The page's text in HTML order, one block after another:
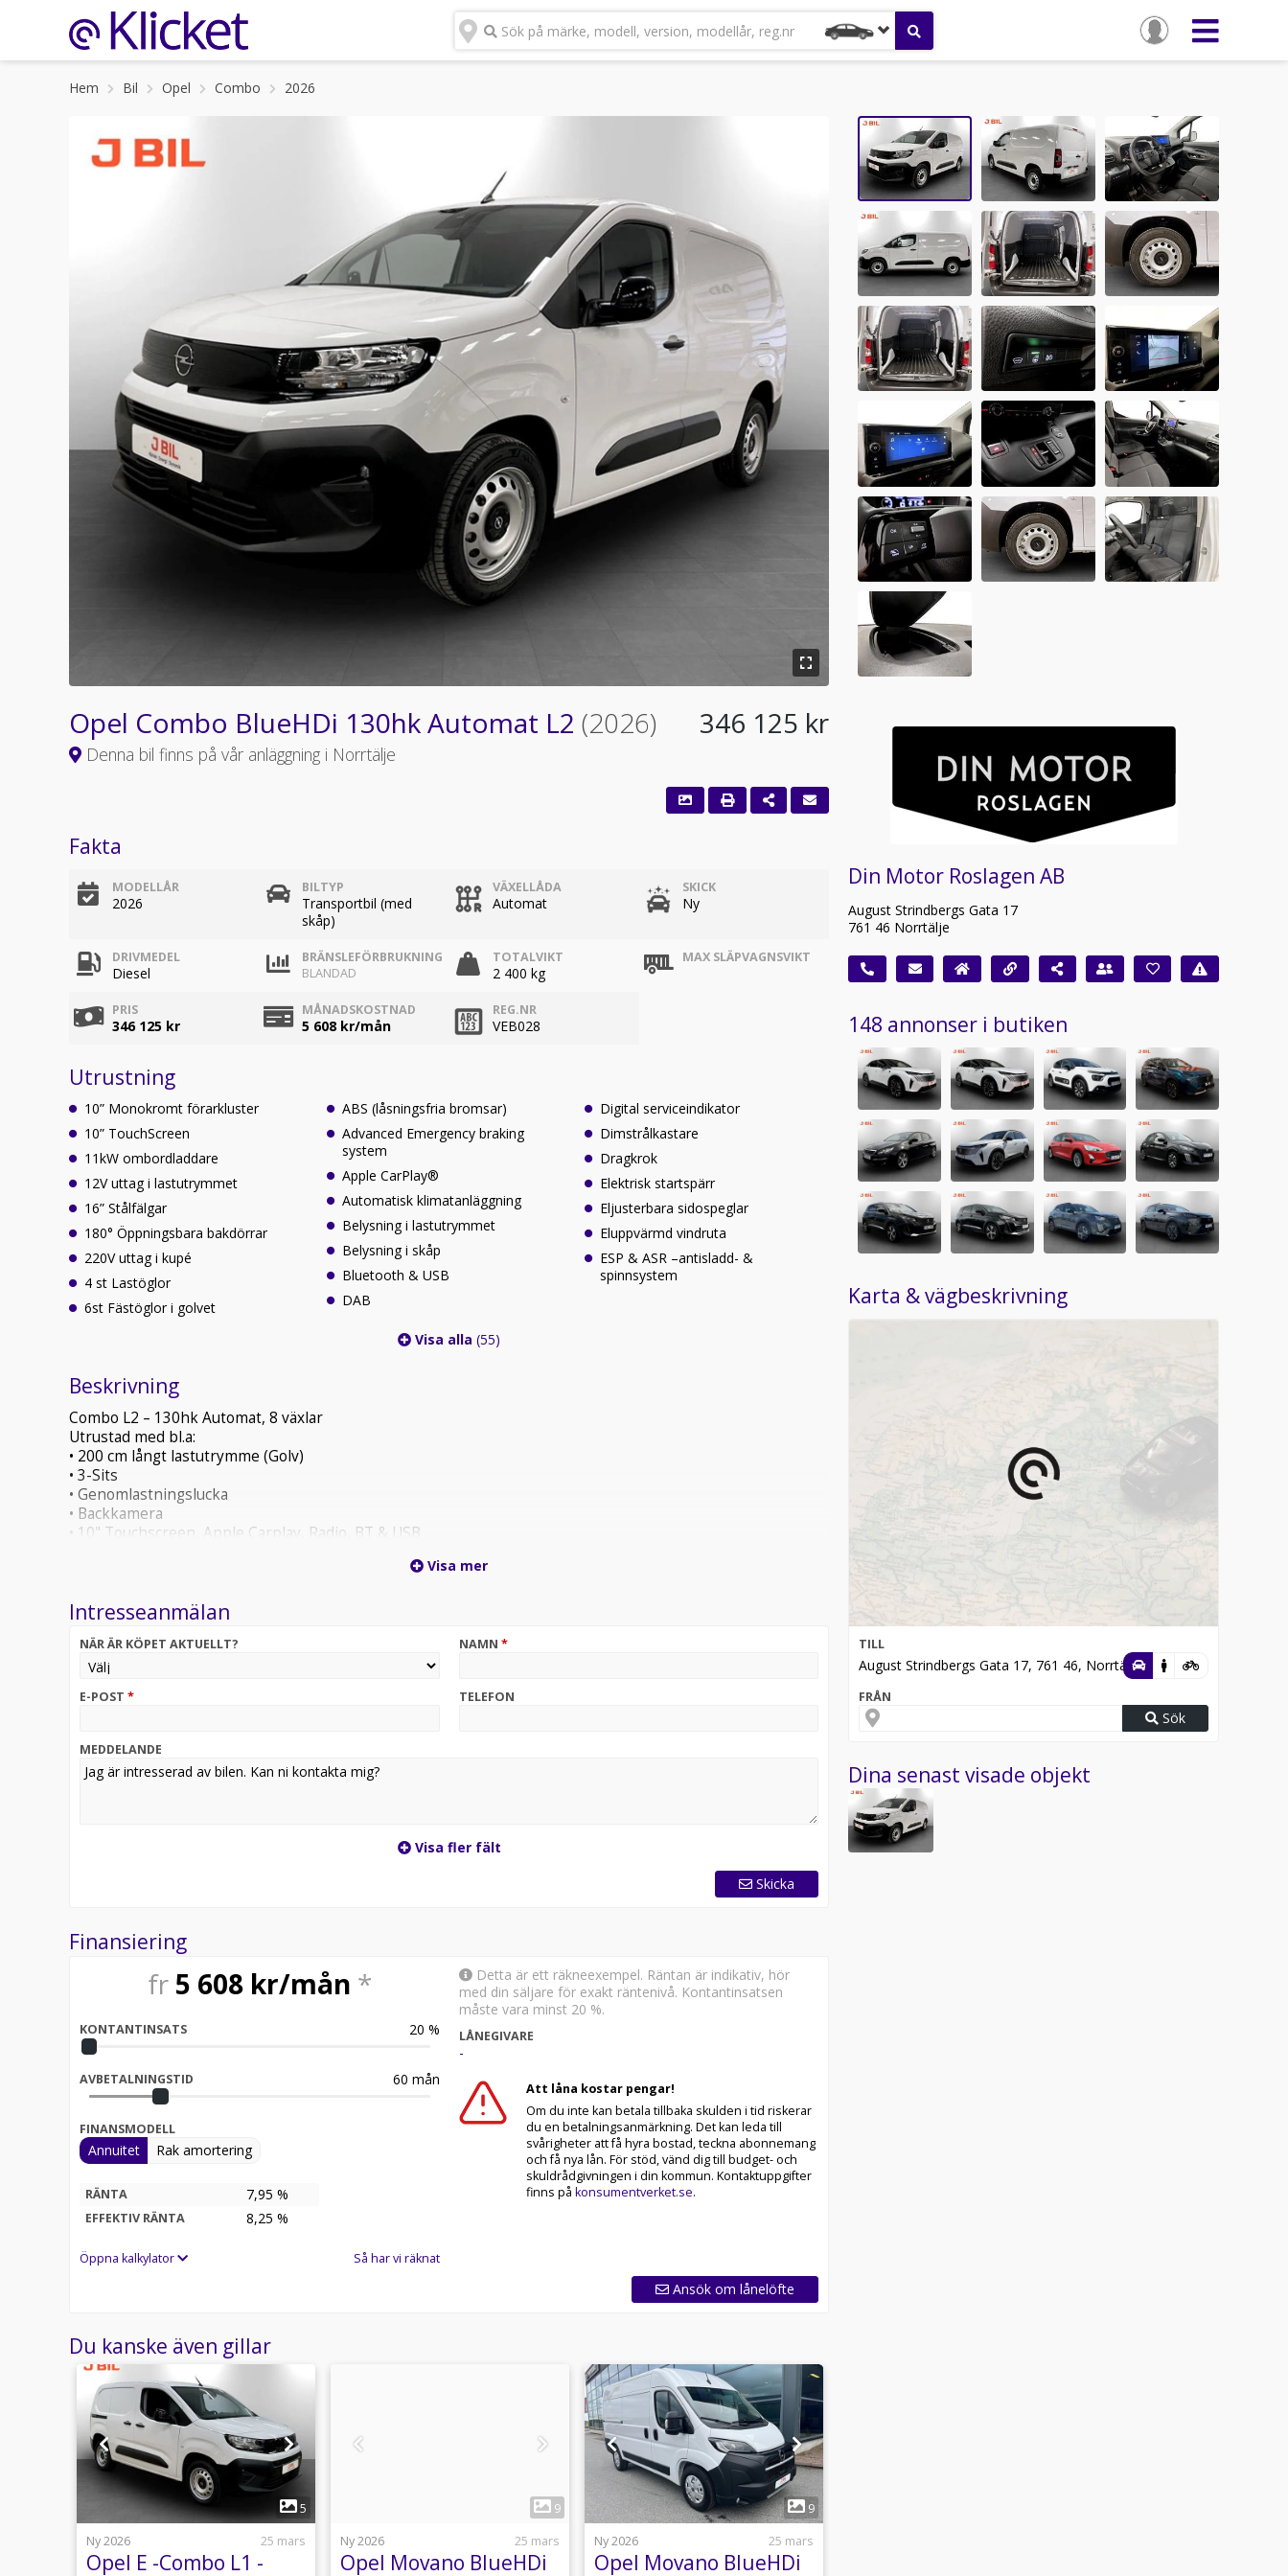
Sök på märke, modell, version, modellår, reg.nr
Hem Bil Opel Combo 2026
Opel Combo BlueHDi 130hk Automat L2 (2026)
Denna bil finns på vår anläggning i Norrtälje
346 125 kr
Fakta
MODELLÅR
2026
BILTYP
Transportbil (med
skåp)
VÄXELLÅDA
Automat
SKICK
Ny
DRIVMEDEL
Diesel
BRÄNSLEFÖRBRUKNING
BLANDAD
TOTALVIKT
2 400 kg
MAX SLÄPVAGNSVIKT
PRIS
346 125 kr
MÅNADSKOSTNAD
5 608 kr/mån
REG.NR
VEB028
Utrustning
10” Monokromt förarkluster
10” TouchScreen
11kW ombordladdare
12V uttag i lastutrymmet
16” Stålfälgar
180° Öppningsbara bakdörrar
220V uttag i kupé
4 st Lastöglor
6st Fästöglor i golvet
ABS (låsningsfria bromsar)
Advanced Emergency braking
system
Apple CarPlay®
Automatisk klimatanläggning
Belysning i lastutrymmet
Belysning i skåp
Bluetooth & USB
DAB
Digital serviceindikator
Dimstrålkastare
Dragkrok
Elektrisk startspärr
Eljusterbara sidospeglar
Eluppvärmd vindruta
ESP & ASR –antisladd- &
spinnsystem
Visa alla(55)
Beskrivning
Combo L2 – 130hk Automat, 8 växlar
Utrustad med bl.a:
• 200 cm långt lastutrymme (Golv)
• 3-Sits
• Genomlastningslucka
• Backkamera
• 10" Touchscreen, Apple Carplay, Radio, BT & USB
20% förhöjd hyra
50% restvärde
Vi hjälper dig med en finansiering som passar dig.
I Återförsäljare för Peugeot, Opel och Citroen Transportbilar I
OBS! Bilen på bilden är ett visningsexempel och kan skilja sig från din faktiska konfiguration.
Visa mer
Intresseanmälan
NÄR ÄR KÖPET AKTUELLT? NAMN *
E-POST * TELEFON
MEDDELANDE
Visa fler fält
Skicka
Finansiering
fr 5 608kr/mån *
KONTANTINSATS 20 %
AVBETALNINGSTID 60 mån
FINANSMODELL
Annuitet Rak amortering
RÄNTA 7,95 %
EFFEKTIV RÄNTA 8,25 %
Öppna kalkylator Så har vi räknat
Detta är ett räkneexempel. Räntan är indikativ, hör
med din säljare för exakt räntenivå. Kontantinsatsen
måste vara minst 20 %.
LÅNEGIVARE
-
Att låna kostar pengar!
Om du inte kan betala tillbaka skulden i tid riskerar
du en betalningsanmärkning. Det kan leda till
svårigheter att få hyra bostad, teckna abonnemang
och få nya lån. För stöd, vänd dig till budget- och
skuldrådgivningen i din kommun. Kontaktuppgifter
finns på konsumentverket.se.
Ansök om lånelöfte
Du kanske även gillar
1
5
Ny 2026
25 mars
Opel E -Combo L1 -
9
Ny 2026
25 mars
Opel Movano BlueHDi
1
9
Ny 2026
25 mars
Opel Movano BlueHDi
Din Motor Roslagen AB
August Strindbergs Gata 17
761 46 Norrtälje
148 annonser i butiken
Karta & vägbeskrivning
TILL
August Strindbergs Gata 17, 761 46, Norrtälje
FRÅN
Sök
Dina senast visade objekt